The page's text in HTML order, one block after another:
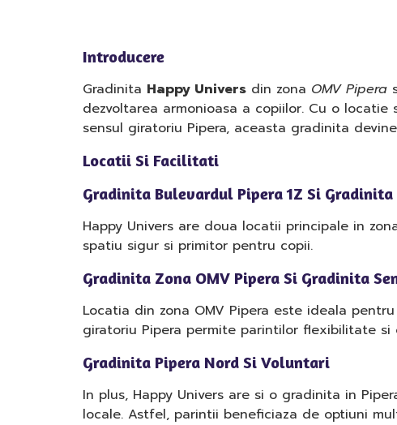
Introducere
Gradinita Happy Univers din zona OMV Pipera
dezvoltarea armonioasa a copiilor. Cu o
sensul giratoriu Pipera, aceasta gradinita
Locatii Si Facilitati
Gradinita Bulevardul Pipera 1Z Si
Happy Univers are doua locatii principale in
spatiu sigur si primitor pentru copii.
Gradinita Zona OMV Pipera Si Gradinita
Locatia din zona OMV Pipera este ideala
giratoriu Pipera permite parintilor flexibilitate
Gradinita Pipera Nord Si Voluntari
In plus, Happy Univers are si o gradinita in
locale. Astfel, parintii beneficiaza de optiuni